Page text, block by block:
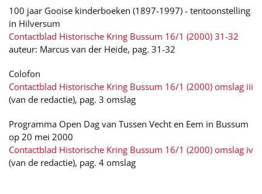
100 jaar Gooise kinderboeken (1897-1997) - tentoonstelling
in Hilversum
Contactblad Historische Kring Bussum 16/1 (2000) 31-32
auteur: Marcus van der Heide, pag. 31-32
Colofon
Contactblad Historische Kring Bussum 16/1 (2000) omslag iii
(van de redactie), pag. 3 omslag
Programma Open Dag van Tussen Vecht en Eem in Bussum
op 20 mei 2000
Contactblad Historische Kring Bussum 16/1 (2000) omslag iv
(van de redactie), pag. 4 omslag